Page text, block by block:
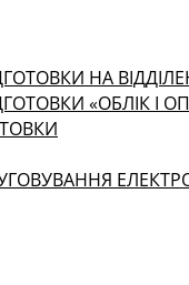
НА
«ОБЛІК І